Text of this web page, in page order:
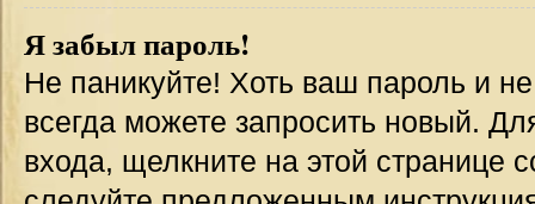
Я забыл пароль!
Не паникуйте! Хоть ваш пароль и
всегда можете запросить новый.
входа, щелкните на этой странице